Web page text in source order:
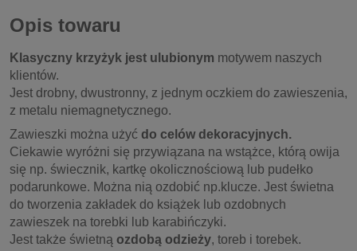
Opis towaru
Klasyczny krzyżyk jest ulubionym motywem naszych
klientów.
Jest drobny, dwustronny, z jednym oczkiem do zawieszenia,
z metalu niemagnetycznego.
Zawieszki można użyć do celów dekoracyjnych.
Ciekawie wyróżni się przywiązana na wstążce, którą owija
się np. świecznik, kartkę okolicznościową lub pudełko
podarunkowe. Można nią ozdobić np.klucze. Jest świetna
do tworzenia zakładek do książek lub ozdobnych
zawieszek na torebki lub karabińczyki.
Jest także świetną ozdobą odzieży, toreb i torebek.